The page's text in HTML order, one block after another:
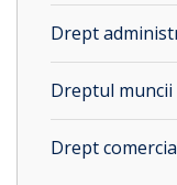
Drept
Dreptul muncii
Drept